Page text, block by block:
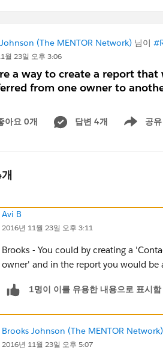
(The MENTOR Network) 님이
월 23일 오후 3:06
a way to create a report
from one owner to
아요 0개 답변 4개 공유
Show menu
Avi B
2016년 11월 23일 오후 3:11
Brooks - You could by creating a
owner' and in the report you would be
1명이 이를 유용한 내용으로 표시함
Brooks Johnson (The MENTOR Network)
2016년 11월 23일 오후 5:07